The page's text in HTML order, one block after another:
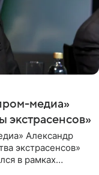
медиа»
экстрасенсов»
Александр
экстрасенсов»
в рамках